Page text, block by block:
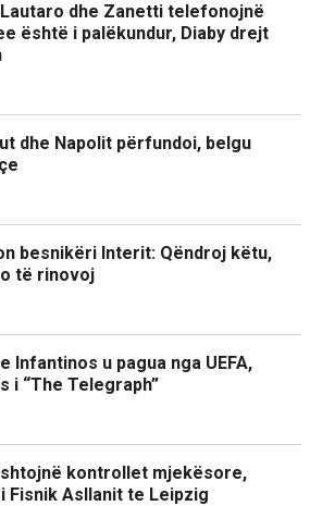
dhe Zanetti telefonojnë
është i palëkundur, Diaby drejt
dhe Napolit përfundoi, belgu
besnikëri Interit: Qëndroj këtu,
të rinovoj
Infantinos u pagua nga UEFA,
i “The Telegraph”
kontrollet mjekësore,
Asllanit te Leipzig